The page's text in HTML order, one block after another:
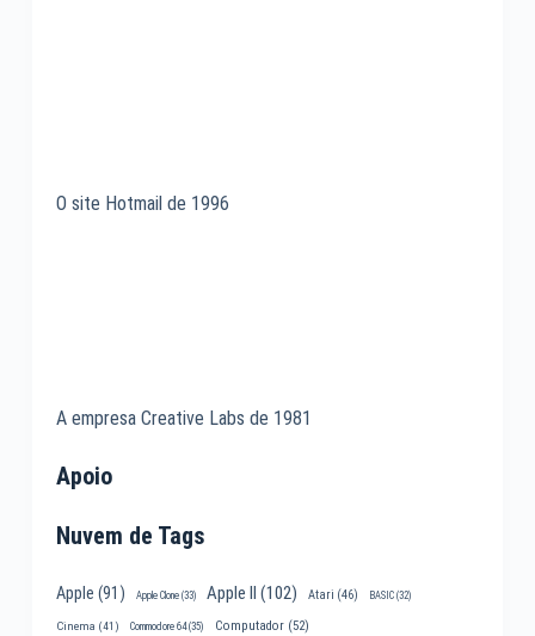
O site Hotmail de 1996
A empresa Creative Labs de 1981
Apoio
Nuvem de Tags
Apple (91) Apple Clone(33) Apple II (102) Atari (46) BASIC(32)
Cinema (41) Commodore 64(35) Computador(52)